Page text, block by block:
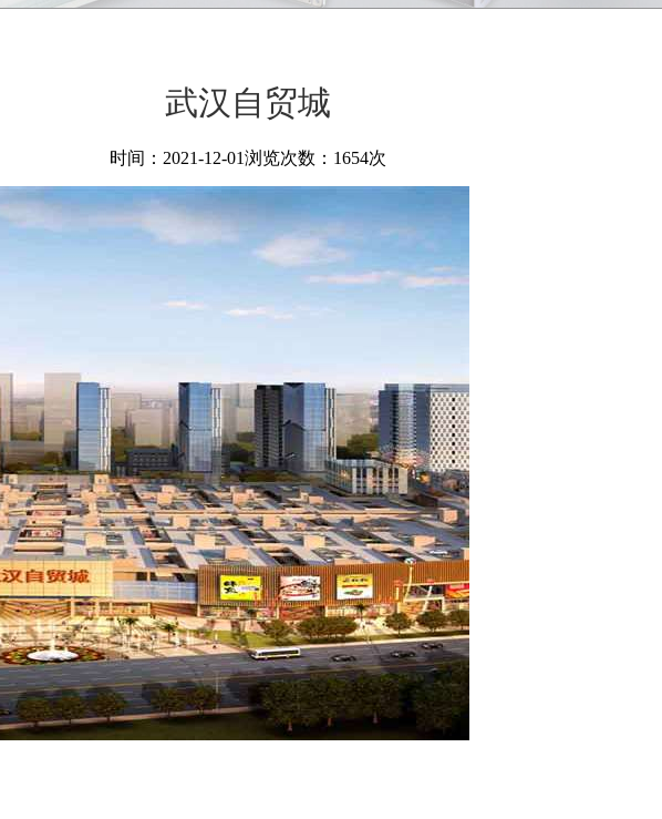
武汉自贸城
时间：2021-12-01浏览次数：1654次